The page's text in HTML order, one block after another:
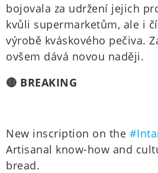
bojovala za udržení jejich
kvůli supermarketům, ale i
výrobě kváskového pečiva.
ovšem dává novou naději.
🔴 BREAKING
New inscription on the
Artisanal know-how and
bread.